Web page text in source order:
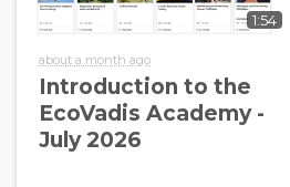
1:54
about a month ago
Introduction to the
EcoVadis Academy -
July 2026